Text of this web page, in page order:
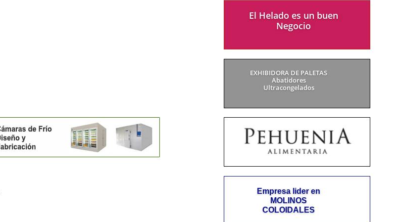
El Helado es un buen
Negocio
EXHIBIDORA DE PALETAS
Abatidores
Ultracongelados
Empresa lider en
MOLINOS
COLOIDALES